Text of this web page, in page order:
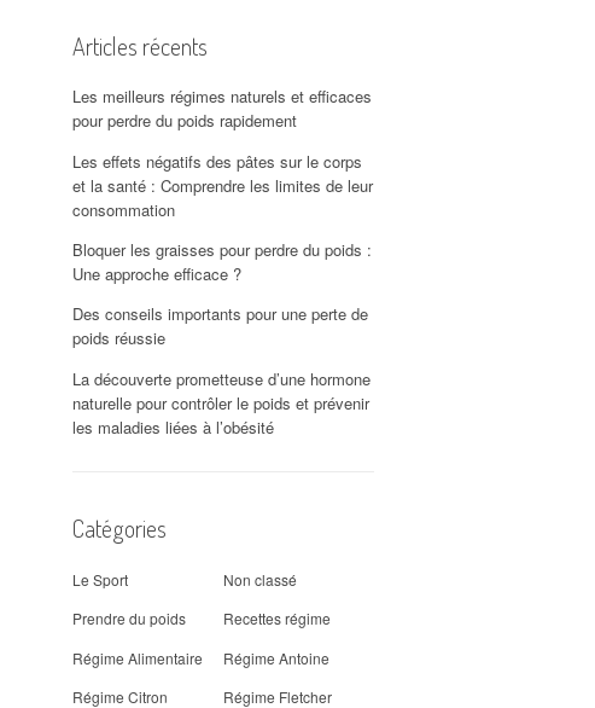
Articles récents
Les meilleurs régimes naturels et efficaces
pour perdre du poids rapidement
Les effets négatifs des pâtes sur le corps
et la santé : Comprendre les limites de leur
consommation
Bloquer les graisses pour perdre du poids :
Une approche efficace ?
Des conseils importants pour une perte de
poids réussie
La découverte prometteuse d’une hormone
naturelle pour contrôler le poids et prévenir
les maladies liées à l’obésité
Catégories
Le Sport
Non classé
Prendre du poids
Recettes régime
Régime Alimentaire
Régime Antoine
Régime Citron
Régime Fletcher